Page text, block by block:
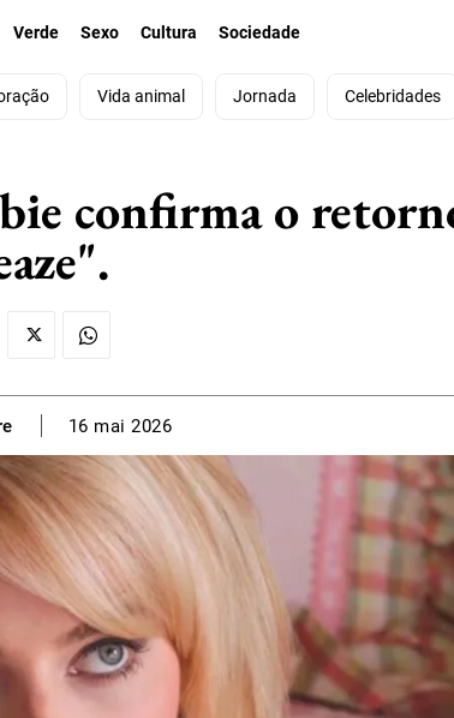
Verde Sexo Cultura Sociedade
Vida animal Jornada Celebridades
confirma o
16 mai 2026